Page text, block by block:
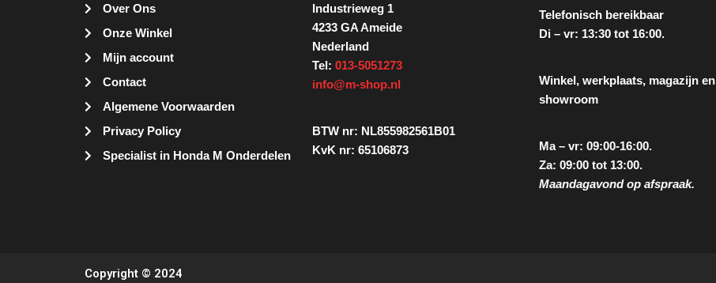
Over Ons
Onze Winkel
Mijn account
Contact
Algemene Voorwaarden
Privacy Policy
Specialist in Honda M Onderdelen
Industrieweg 1
4233 GA Ameide
Nederland
Tel: 013-5051273
info@m-shop.nl
BTW nr: NL855982561B01
KvK nr: 65106873
Telefonisch bereikbaar
Di – vr: 13:30 tot 16:00.
Winkel, werkplaats, magazijn en
showroom
Ma – vr: 09:00-16:00.
Za: 09:00 tot 13:00.
Maandagavond op afspraak.
Copyright © 2024